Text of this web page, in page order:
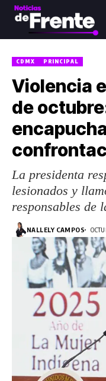
CDMX PRINCIPAL
Violencia
de
La presidenta
lesionados y
responsables de
NALLELY CAMPOS